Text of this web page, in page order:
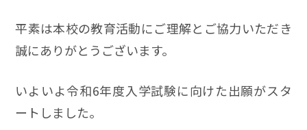
平素は本校の教育活動にご理解とご協力いただき
誠にありがとうございます。
いよいよ令和6年度入学試験に向けた出願がスタ
ートしました。